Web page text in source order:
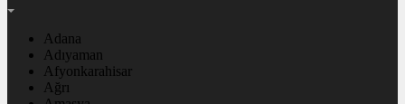
Adana
Adıyaman
Afyonkarahisar
Ağrı